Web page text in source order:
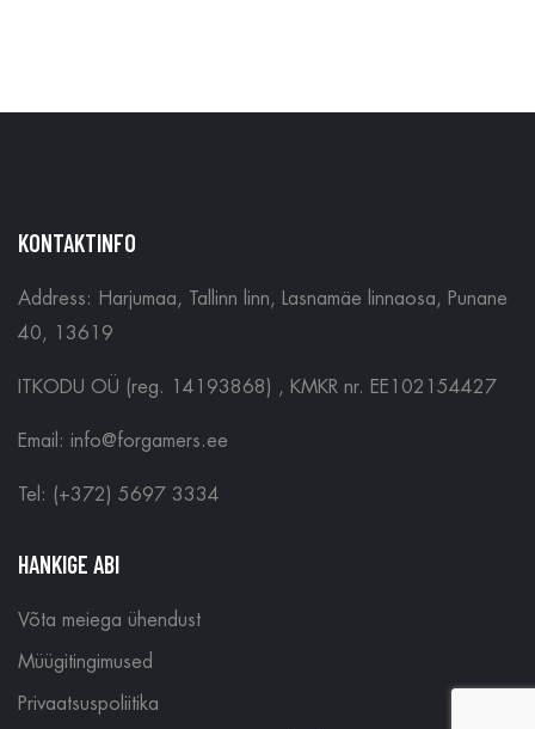
KONTAKTINFO
Address: Harjumaa, Tallinn linn, Lasnamäe linnaosa, Punane
40, 13619
ITKODU OÜ (reg. 14193868) , KMKR nr. EE102154427
Email: info@forgamers.ee
Tel: (+372) 5697 3334
HANKIGE ABI
Võta meiega ühendust
Müügitingimused
Privaatsuspoliitika